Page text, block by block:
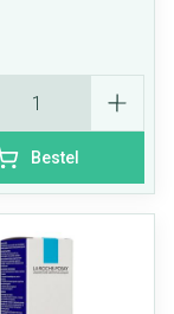
Bestel